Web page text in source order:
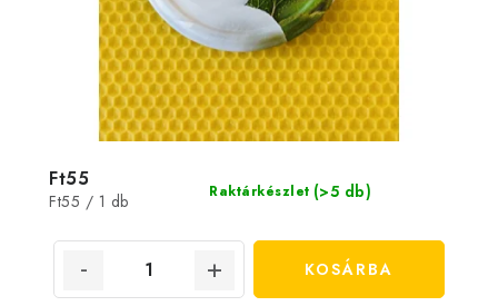
Raktárkészlet (>5 db)
Ft55
Egységár:
Ft55 / 1 db
KOSÁRBA